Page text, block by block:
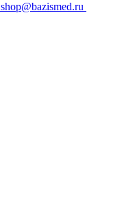
shop@bazismed.ru